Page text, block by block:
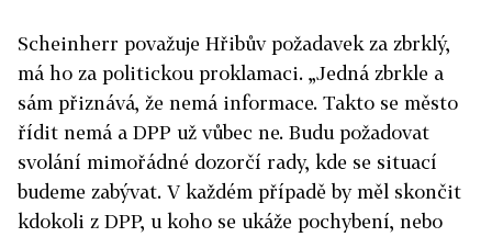
Scheinherr považuje Hřibův požadavek za zbrklý,
má ho za politickou proklamaci. „Jedná zbrkle a
sám přiznává, že nemá informace. Takto se město
řídit nemá a DPP už vůbec ne. Budu požadovat
svolání mimořádné dozorčí rady, kde se situací
budeme zabývat. V každém případě by měl skončit
kdokoli z DPP, u koho se ukáže pochybení, nebo